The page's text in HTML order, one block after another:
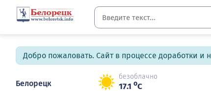
Добро пожаловать. Сайт в процессе доработки
Белорецк
безоблачно
17.1 oC